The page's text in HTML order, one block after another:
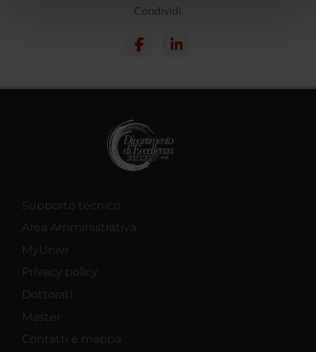
nostri partner che si occupano di analisi dei dati web,
con altre informazioni che hai fornito loro o che hanno
Condividi
Supporto tecnico
Area Amministrativa
MyUnivr
Privacy policy
Dottorati
Master
Contatti e mappa